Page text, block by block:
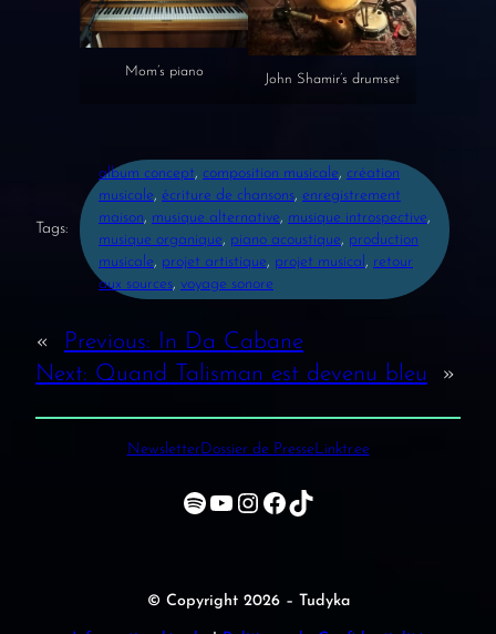
Mom’s piano
John Shamir’s drumset
Tags:
album concept, composition musicale, création
musicale, écriture de chansons, enregistrement
maison, musique alternative, musique introspective
musique organique, piano acoustique, production
musicale, projet artistique, projet musical, retour
aux sources, voyage sonore
« Previous: In Da Cabane
Next: Quand Talisman est devenu bleu »
NewsletterDossier de PresseLinktr.ee
Spotify
YouTube
Instagram
Facebook
TikTok
© Copyright 2026 – Tudyka